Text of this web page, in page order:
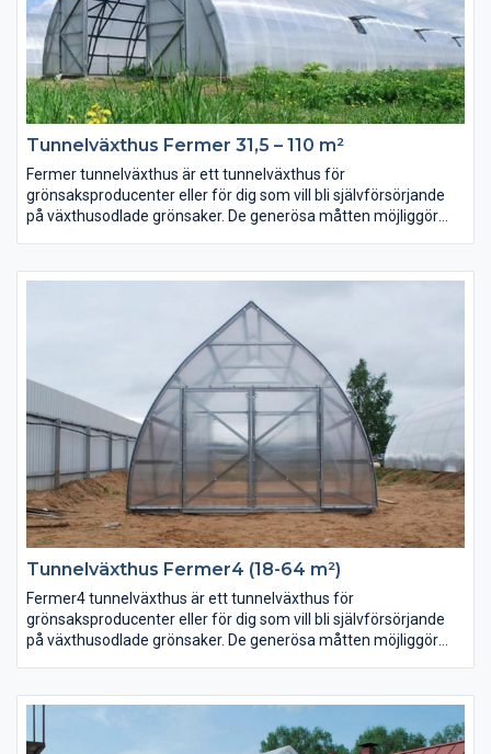
Tunnelväxthus Fermer 31,5 – 110 m²
Fermer tunnelväxthus är ett tunnelväxthus för
grönsaksproducenter eller för dig som vill bli självförsörjande
på växthusodlade grönsaker. De generösa måtten möjliggör
Växthusen är också extremt hållfast och den anpassade
formen gör att snö inte lägger sig på växthuset samt att vinden
leds runt växthuset. Stommen är tillverkad i kraftiga
galvaniserade stålprofiler och ytskiktet är kraftig uv-beständig
polykarbonat 6 eller 10 mm tjock som tål en belastning av 360
kg per kvadratmeter.
Tunnelväxthus Fermer4 (18-64 m²)
Fermer4 tunnelväxthus är ett tunnelväxthus för
grönsaksproducenter eller för dig som vill bli självförsörjande
på växthusodlade grönsaker. De generösa måtten möjliggör
hållfast och den anpassade formen gör att snö inte lägger sig
på växthuset samt att vinden leds runt växthuset.